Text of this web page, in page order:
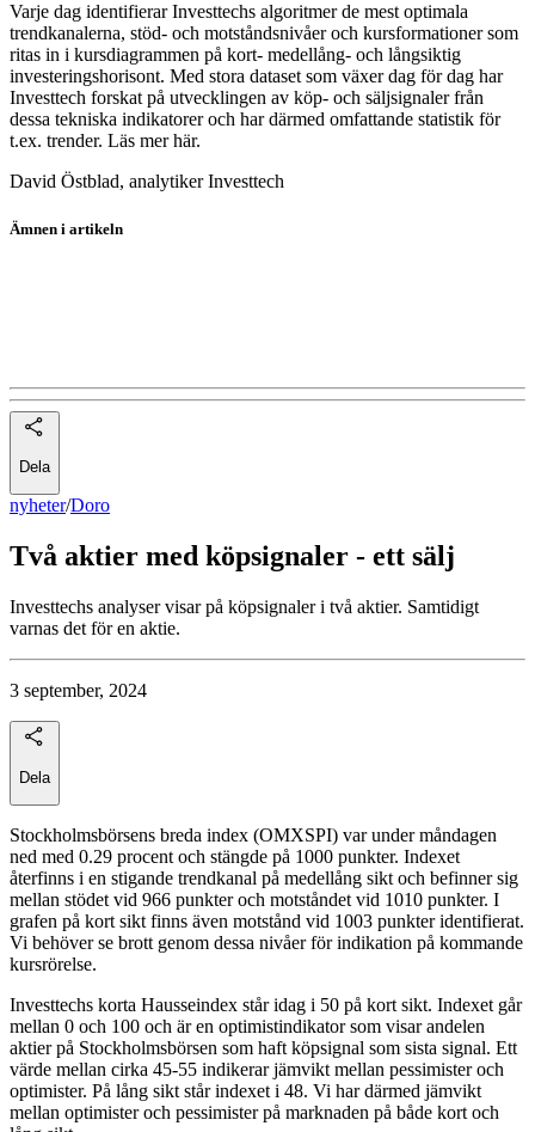
Varje dag identifierar Investtechs algoritmer de mest optimala
trendkanalerna, stöd- och motståndsnivåer och kursformationer som
ritas in i kursdiagrammen på kort- medellång- och långsiktig
investeringshorisont. Med stora dataset som växer dag för dag har
Investtech forskat på utvecklingen av köp- och säljsignaler från
dessa tekniska indikatorer och har därmed omfattande statistik för
t.ex. trender. Läs mer här.
David Östblad, analytiker Investtech
Ämnen i artikeln
Dela
nyheter/Doro
Två aktier med köpsignaler - ett sälj
Investtechs analyser visar på köpsignaler i två aktier. Samtidigt
varnas det för en aktie.
3 september, 2024
Dela
Stockholmsbörsens breda index (OMXSPI) var under måndagen
ned med 0.29 procent och stängde på 1000 punkter. Indexet
återfinns i en stigande trendkanal på medellång sikt och befinner sig
mellan stödet vid 966 punkter och motståndet vid 1010 punkter. I
grafen på kort sikt finns även motstånd vid 1003 punkter identifierat.
Vi behöver se brott genom dessa nivåer för indikation på kommande
kursrörelse.
Investtechs korta Hausseindex står idag i 50 på kort sikt. Indexet går
mellan 0 och 100 och är en optimistindikator som visar andelen
aktier på Stockholmsbörsen som haft köpsignal som sista signal. Ett
värde mellan cirka 45-55 indikerar jämvikt mellan pessimister och
optimister. På lång sikt står indexet i 48. Vi har därmed jämvikt
mellan optimister och pessimister på marknaden på både kort och